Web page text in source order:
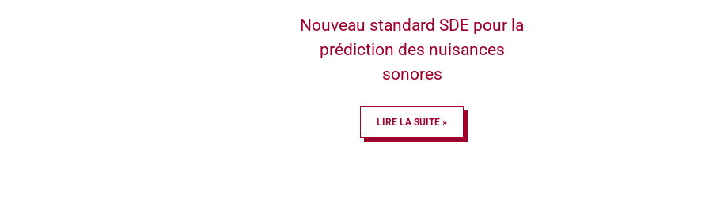
Nouveau standard SDE pour la
prédiction des nuisances
sonores
LIRE LA SUITE »